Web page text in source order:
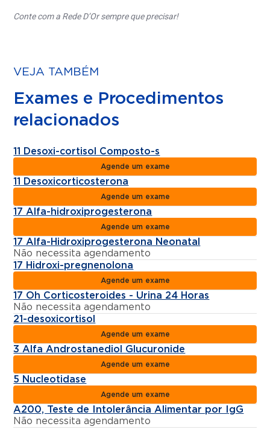
Conte com a Rede D’Or sempre que precisar!
VEJA TAMBÉM
Exames e Procedimentos
relacionados
11 Desoxi-cortisol Composto-s
Agende um exame
11 Desoxicorticosterona
Agende um exame
17 Alfa-hidroxiprogesterona
Agende um exame
17 Alfa-Hidroxiprogesterona Neonatal
Não necessita agendamento
17 Hidroxi-pregnenolona
Agende um exame
17 Oh Corticosteroides - Urina 24 Horas
Não necessita agendamento
21-desoxicortisol
Agende um exame
3 Alfa Androstanediol Glucuronide
Agende um exame
5 Nucleotidase
Agende um exame
A200, Teste de Intolerância Alimentar por IgG
Não necessita agendamento